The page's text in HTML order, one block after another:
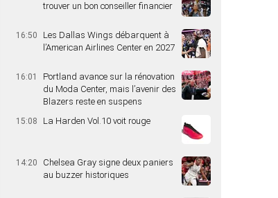
trouver un bon conseiller financier
16:50
Les Dallas Wings débarquent à
l’American Airlines Center en 2027
16:01
Portland avance sur la rénovation
du Moda Center, mais l’avenir des
Blazers reste en suspens
15:08 La Harden Vol.10 voit rouge
14:20
Chelsea Gray signe deux paniers
au buzzer historiques